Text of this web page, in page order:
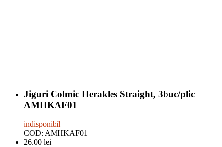
Jiguri Colmic Herakles Straight, 3buc/plic
AMHKAF01
indisponibil
COD: AMHKAF01
26.00 lei